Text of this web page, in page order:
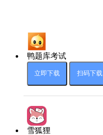
鸭题库考试
立即下载 扫码下载
雪狐狸